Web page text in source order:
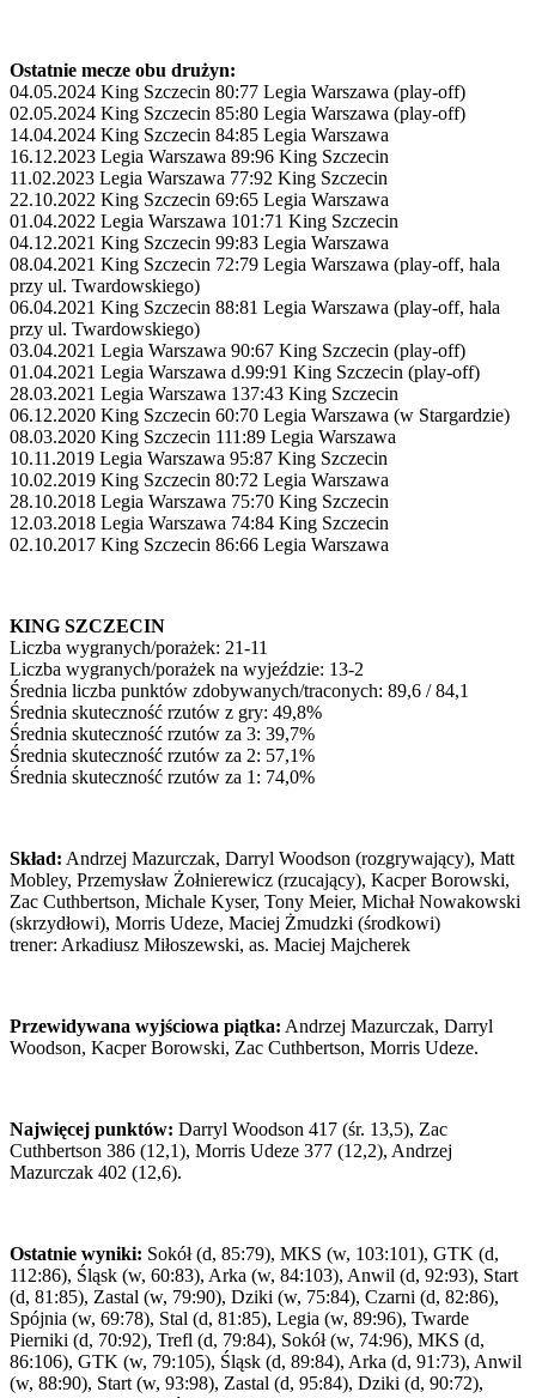
Ostatnie mecze obu drużyn:
04.05.2024 King Szczecin 80:77 Legia Warszawa (play-off)
02.05.2024 King Szczecin 85:80 Legia Warszawa (play-off)
14.04.2024 King Szczecin 84:85 Legia Warszawa
16.12.2023 Legia Warszawa 89:96 King Szczecin
11.02.2023 Legia Warszawa 77:92 King Szczecin
22.10.2022 King Szczecin 69:65 Legia Warszawa
01.04.2022 Legia Warszawa 101:71 King Szczecin
04.12.2021 King Szczecin 99:83 Legia Warszawa
08.04.2021 King Szczecin 72:79 Legia Warszawa (play-off, hala
przy ul. Twardowskiego)
06.04.2021 King Szczecin 88:81 Legia Warszawa (play-off, hala
przy ul. Twardowskiego)
03.04.2021 Legia Warszawa 90:67 King Szczecin (play-off)
01.04.2021 Legia Warszawa d.99:91 King Szczecin (play-off)
28.03.2021 Legia Warszawa 137:43 King Szczecin
06.12.2020 King Szczecin 60:70 Legia Warszawa (w Stargardzie)
08.03.2020 King Szczecin 111:89 Legia Warszawa
10.11.2019 Legia Warszawa 95:87 King Szczecin
10.02.2019 King Szczecin 80:72 Legia Warszawa
28.10.2018 Legia Warszawa 75:70 King Szczecin
12.03.2018 Legia Warszawa 74:84 King Szczecin
02.10.2017 King Szczecin 86:66 Legia Warszawa
KING SZCZECIN
Liczba wygranych/porażek: 21-11
Liczba wygranych/porażek na wyjeździe: 13-2
Średnia liczba punktów zdobywanych/traconych: 89,6 / 84,1
Średnia skuteczność rzutów z gry: 49,8%
Średnia skuteczność rzutów za 3: 39,7%
Średnia skuteczność rzutów za 2: 57,1%
Średnia skuteczność rzutów za 1: 74,0%
Skład: Andrzej Mazurczak, Darryl Woodson (rozgrywający), Matt
Mobley, Przemysław Żołnierewicz (rzucający), Kacper Borowski,
Zac Cuthbertson, Michale Kyser, Tony Meier, Michał Nowakowski
(skrzydłowi), Morris Udeze, Maciej Żmudzki (środkowi)
trener: Arkadiusz Miłoszewski, as. Maciej Majcherek
Przewidywana wyjściowa piątka: Andrzej Mazurczak, Darryl
Woodson, Kacper Borowski, Zac Cuthbertson, Morris Udeze.
Najwięcej punktów: Darryl Woodson 417 (śr. 13,5), Zac
Cuthbertson 386 (12,1), Morris Udeze 377 (12,2), Andrzej
Mazurczak 402 (12,6).
Ostatnie wyniki: Sokół (d, 85:79), MKS (w, 103:101), GTK (d,
112:86), Śląsk (w, 60:83), Arka (w, 84:103), Anwil (d, 92:93), Start
(d, 81:85), Zastal (w, 79:90), Dziki (w, 75:84), Czarni (d, 82:86),
Spójnia (w, 69:78), Stal (d, 81:85), Legia (w, 89:96), Twarde
Pierniki (d, 70:92), Trefl (d, 79:84), Sokół (w, 74:96), MKS (d,
86:106), GTK (w, 79:105), Śląsk (d, 89:84), Arka (d, 91:73), Anwil
(w, 88:90), Start (w, 93:98), Zastal (d, 95:84), Dziki (d, 90:72),